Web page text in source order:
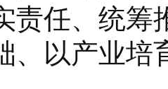
责任、统筹
、以产业培